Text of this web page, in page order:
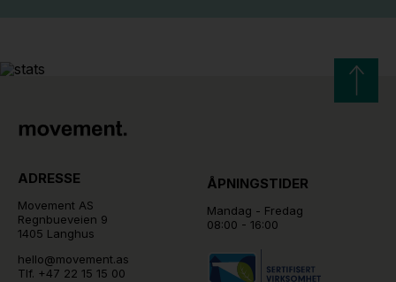
ADRESSE
Movement AS
Regnbueveien 9
1405 Langhus
hello@movement.as
Tlf. +47 22 15 15 00
ÅPNINGSTIDER
Mandag - Fredag
08:00 - 16:00